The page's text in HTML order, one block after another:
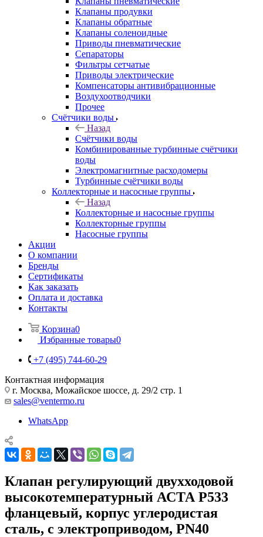
Клапаны продувки
Клапаны обратные
Клапаны соленоидные
Приводы пневматические
Сепараторы
Фильтры сетчатые
Приводы электрические
Компенсаторы антивибрационные
Воздухоотводчики
Прочее
Счётчики воды
Назад
Счётчики воды
Комбинированные турбинные счётчики
воды
Электромагнитные расходомеры
Турбинные счётчики воды
Коллекторные и насосные группы
Назад
Коллекторные и насосные группы
Коллекторные группы
Насосные группы
Акции
О компании
Бренды
Сертификаты
Как заказать
Оплата и доставка
Контакты
Корзина0
Избранные товары0
+7 (495) 744-60-29
Контактная информация
г. Москва, Можайское шоссе, д. 29/2 стр. 1
sales@ventermo.ru
WhatsApp
Клапан регулирующий двухходовой
высокотемпературный АСТА Р533
фланцевый, корпус углеродистая
сталь, с электроприводом, PN40